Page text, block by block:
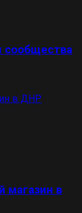
сообщества
в ДНР
магазин в